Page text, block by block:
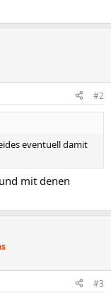
#2
eventuell damit
mit denen
#3